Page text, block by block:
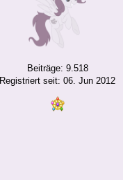
Beiträge: 9.518
Registriert seit: 06. Jun 2012